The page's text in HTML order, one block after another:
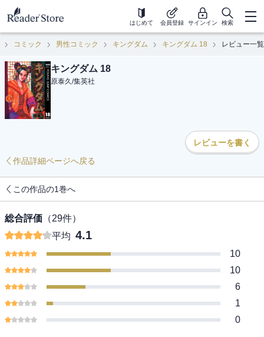
はじめて 会員登録 サインイン 検索
コミック 男性コミック キングダム キングダム 18 レビュー一覧
キングダム 18
原泰久/集英社
レビューを書く
作品詳細ページへ戻る
この作品の1巻へ
総合評価 （29件）
平均 4.1
10
10
6
1
0